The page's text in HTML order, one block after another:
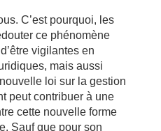
C’est pourquoi, les
ce phénomène
vigilantes en
mais aussi
loi sur la gestion
peut contribuer à une
cette nouvelle forme
Sauf que pour son